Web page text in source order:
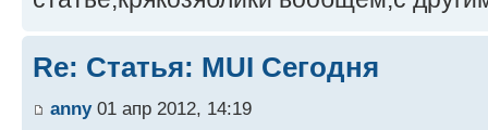
Re: Статья: MUI Сегодня
anny01 апр 2012, 14:19